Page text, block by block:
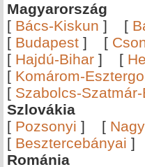
Magyarország
[ Bács-Kiskun ] [
[ Budapest ] [
[ Hajdú-Bihar ] [
[ Komárom-
[ Szabolcs-
Szlovákia
[ Pozsonyi ] [
[ Besztercebányai ]
Románia